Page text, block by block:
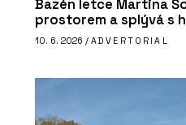
Bazén letce Martina
prostorem a splývá s
10. 6. 2026 / ADVERTORIAL